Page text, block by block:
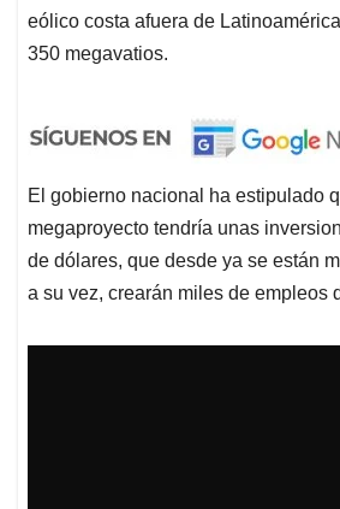
eólico costa afuera de
350 megavatios.
El gobierno nacional ha estipulado
megaproyecto tendría unas
de dólares, que desde ya se están
a su vez, crearán miles de empleos